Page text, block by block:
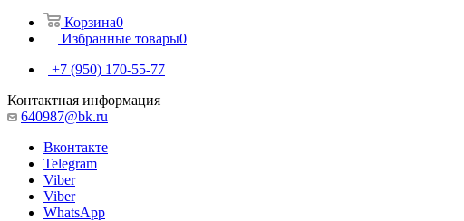
Корзина0
Избранные товары0
+7 (950) 170-55-77
Контактная информация
640987@bk.ru
Вконтакте
Telegram
Viber
Viber
WhatsApp